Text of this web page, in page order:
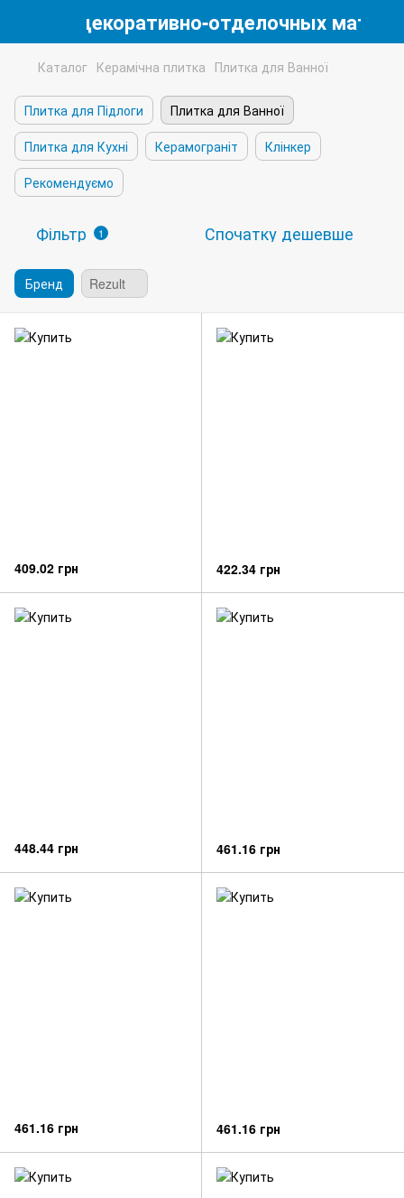
декоративно-отделочных
Каталог Керамічна плитка Плитка для Ванної
Плитка для Підлоги
Плитка для Ванної
Плитка для Кухні
Керамограніт
Клінкер
Рекомендуємо
Фільтр 1 Спочатку дешевше
Бренд Rezult
409.02 грн 422.34 грн
448.44 грн 461.16 грн
461.16 грн 461.16 грн